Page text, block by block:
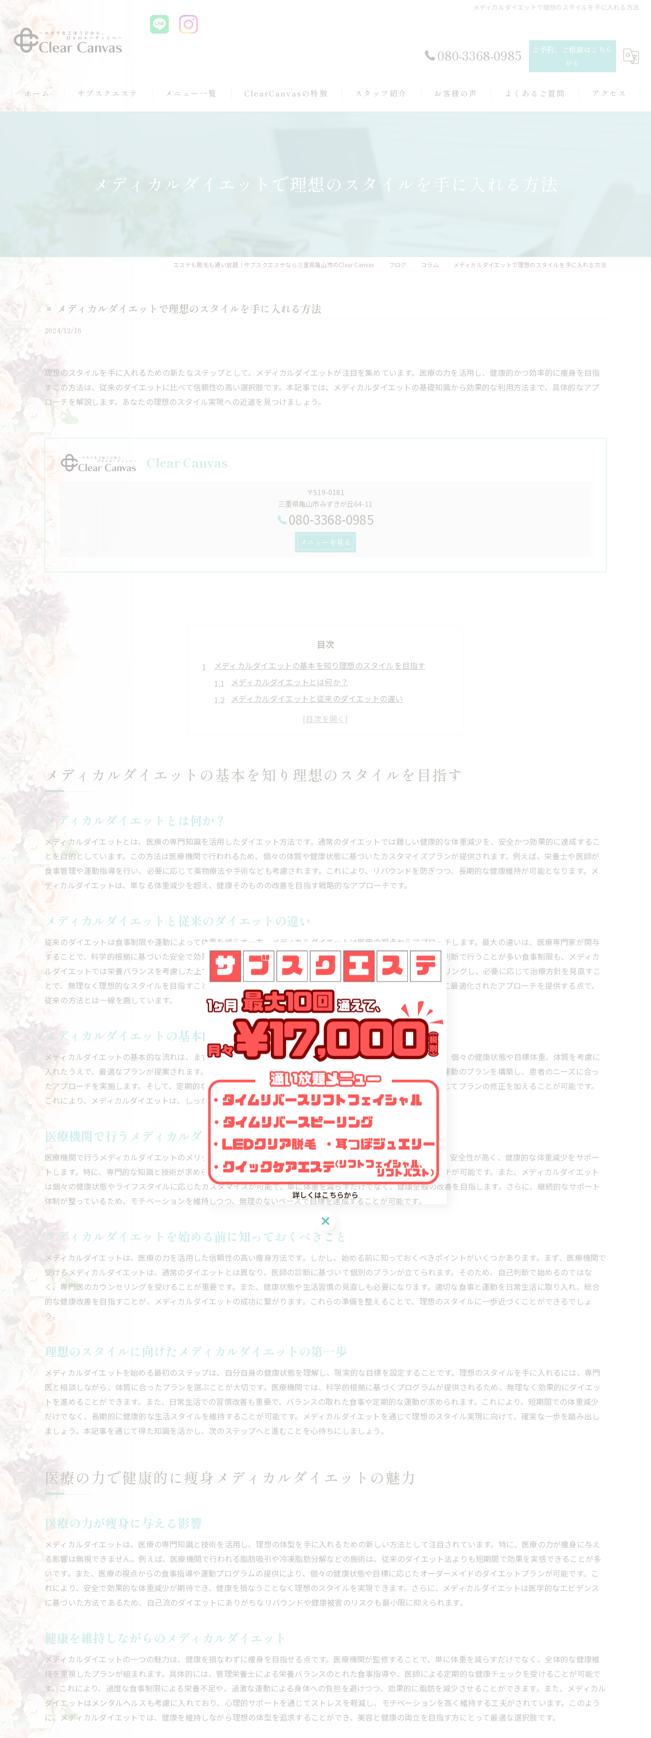
メディカルダイエットで理想のスタイルを手に入れる方法
080-3368-0985
ご予約、ご相談はこちら
から
ホーム サブスクエステ メニュー一覧 ClearCanvasの特徴 スタッフ紹介 お客様の声 よくあるご質問 アクセス
メディカルダイエットで理想のスタイルを手に入れる方法
エステも脱毛も通い放題｜サブスクエステなら三重県亀山市のClear Canvas ブログ コラム メディカルダイエットで理想のスタイルを手に入れる方法
メディカルダイエットで理想のスタイルを手に入れる方法
2024/12/16
理想のスタイルを手に入れるための新たなステップとして、メディカルダイエットが注目を集めています。医療の力を活用し、健康的かつ効率的に痩身を目指
すこの方法は、従来のダイエットに比べて信頼性の高い選択肢です。本記事では、メディカルダイエットの基礎知識から効果的な利用方法まで、具体的なアプ
ローチを解説します。あなたの理想のスタイル実現への近道を見つけましょう。
Clear Canvas
〒519-0181
三重県亀山市みずきが丘64-11
080-3368-0985
メニューを見る
目次
メディカルダイエットの基本を知り理想のスタイルを目指す
メディカルダイエットとは何か？
メディカルダイエットと従来のダイエットの違い
メディカルダイエットの基本的な流れ
医療の力で健康的に痩身メディカルダイエットの魅力
医療機器を用いた痩身の安全性
メディカルダイエットがもたらす身体へのプラス効果
メディカルダイエットで得られる健康的な変化
医療機関でのメディカルダイエットの信頼性
安全性が確保されるメディカルダイエットのプロセス
メディカルダイエットにおける医師の役割
安全な痩身を実現するためのメディカルダイエット
メディカルダイエットのリスク管理
信頼できるメディカルダイエット選びのポイント
効果的なメディカルダイエットを実現するためのステップ
メディカルダイエット成功への基本ステップ
個々の目標に合ったメディカルダイエットのプランニング
メディカルダイエットの進捗をモニタリングする方法
医師とのコミュニケーションで効果を最大化
メディカルダイエットを継続するためのコツ
理想のスタイルを手に入れるためのメディカルダイエット活用法
メディカルダイエットを生活に取り入れる方法
理想のスタイル実現のためのメディカルダイエット活用術
食事とメディカルダイエットの組み合わせ方
日常生活で活かすメディカルダイエットの成果
メディカルダイエットの効果を長持ちさせる秘訣
メディカルダイエットがダイエット選択肢に革命をもたらす
メディカルダイエットが人気の理由
従来のダイエットに対するメディカルダイエットの優位性
メディカルダイエットの技術革新
ダイエット選びにおけるメディカルダイエットの位置付け
メディカルダイエットで健康と美容を両立させる方法
美容と健康を同時に得るメディカルダイエット
美しい体を作るためのメディカルダイエットの活用法
健康維持と美容効果を両立するポイント
メディカルダイエットで肌の美しさを引き出す
あなたの理想のスタイルを現実にするメディカルダイエットの未来
理想のスタイルを実現するための新たなアプローチ
メディカルダイエットがもたらす新時代の健康
未来を見据えたメディカルダイエットの展望
メディカルダイエットの基本を知り理想のスタイルを目指す
メディカルダイエットとは何か？
メディカルダイエットとは、医療の専門知識を活用したダイエット方法です。通常のダイエットでは難しい健康的な体重減少を、安全かつ効果的に達成するこ
とを目的としています。この方法は医療機関で行われるため、個々の体質や健康状態に基づいたカスタマイズプランが提供されます。例えば、栄養士や医師が
食事管理や運動指導を行い、必要に応じて薬物療法や手術なども考慮されます。これにより、リバウンドを防ぎつつ、長期的な健康維持が可能となります。メ
ディカルダイエットは、単なる体重減少を超え、健康そのものの改善を目指す戦略的なアプローチです。
メディカルダイエットと従来のダイエットの違い
従来のダイエットは食事制限や運動によって体重を減らす一方、メディカルダイエットは医療の視点からアプローチします。最大の違いは、医療専門家が関与
することで、科学的根拠に基づいた安全で効果的なプランが組まれる点です。例えば、従来のダイエットでは自己判断で行うことが多い食事制限も、メディカ
ルダイエットでは栄養バランスを考慮した上で専門家が指導します。また、体組成や代謝の状況を定期的にモニタリングし、必要に応じて治療方針を見直すこ
とで、無理なく理想的なスタイルを目指すことができます。このように、メディカルダイエットは個々の健康状態に最適化されたアプローチを提供する点で、
従来の方法とは一線を画しています。
メディカルダイエットの基本的な流れ
メディカルダイエットの基本的な流れは、まず専門の医師による詳しいカウンセリングから始まります。ここでは、個々の健康状態や目標体重、体質を考慮に
入れたうえで、最適なプランが提案されます。医療機関ならではの正確な体組成分析や血液検査を通じて、食事や運動のプランを構築し、患者のニーズに合っ
たアプローチを実施します。そして、定期的な診察やフォローアップを行い、進捗状況を確認しながら、必要に応じてプランの修正を加えることが可能です。
これにより、メディカルダイエットは、しっかりとした医学的裏付けのもと、持続可能な体重管理を実現します。
医療機関で行うメディカルダイエットのメリット
医療機関で行うメディカルダイエットのメリットは、多岐にわたります。まず、医師の監督のもとで行われるため、安全性が高く、健康的な体重減少をサポー
トします。特に、専門的な知識と技術が求められる場合でも、医療機関ならではの設備と経験を活かしたアプローチが可能です。また、メディカルダイエット
は個々の健康状態やライフスタイルに応じたカスタマイズが可能で、単に体重を減らすだけでなく、健康全般の改善を目指します。さらに、継続的なサポート
体制が整っているため、モチベーションを維持しつつ、無理のないペースで目標を達成することが可能です。
メディカルダイエットを始める前に知っておくべきこと
メディカルダイエットは、医療の力を活用した信頼性の高い痩身方法です。しかし、始める前に知っておくべきポイントがいくつかあります。まず、医療機関で
受けるメディカルダイエットは、通常のダイエットとは異なり、医師の診断に基づいて個別のプランが立てられます。そのため、自己判断で始めるのではな
く、専門医のカウンセリングを受けることが重要です。また、健康状態や生活習慣の見直しも必要になります。適切な食事と運動を日常生活に取り入れ、総合
的な健康改善を目指すことが、メディカルダイエットの成功に繋がります。これらの準備を整えることで、理想のスタイルに一歩近づくことができるでしょ
う。
理想のスタイルに向けたメディカルダイエットの第一歩
メディカルダイエットを始める最初のステップは、自分自身の健康状態を理解し、現実的な目標を設定することです。理想のスタイルを手に入れるには、専門
医と相談しながら、体質に合ったプランを選ぶことが大切です。医療機関では、科学的根拠に基づくプログラムが提供されるため、無理なく効果的にダイエッ
トを進めることができます。また、日常生活での習慣改善も重要で、バランスの取れた食事や定期的な運動が求められます。これにより、短期間での体重減少
だけでなく、長期的に健康的な生活スタイルを維持することが可能です。メディカルダイエットを通じて理想のスタイル実現に向けて、確実な一歩を踏み出し
ましょう。本記事を通じて得た知識を活かし、次のステップへと進むことを心待ちにしましょう。
医療の力で健康的に痩身メディカルダイエットの魅力
医療の力が痩身に与える影響
メディカルダイエットは、医療の専門知識と技術を活用し、理想の体型を手に入れるための新しい方法として注目されています。特に、医療の力が痩身に与え
る影響は無視できません。例えば、医療機関で行われる脂肪吸引や冷凍脂肪分解などの施術は、従来のダイエット法よりも短期間で効果を実感できることが多
いです。また、医療の視点からの食事指導や運動プログラムの提供により、個々の健康状態や目標に応じたオーダーメイドのダイエットプランが可能です。こ
れにより、安全で効果的な体重減少が期待でき、健康を損なうことなく理想のスタイルを実現できます。さらに、メディカルダイエットは医学的なエビデンス
に基づいた方法であるため、自己流のダイエットにありがちなリバウンドや健康被害のリスクも最小限に抑えられます。
健康を維持しながらのメディカルダイエット
メディカルダイエットの一つの魅力は、健康を損なわずに痩身を目指せる点です。医療機関が監修することで、単に体重を減らすだけでなく、全体的な健康維
持を重視したプランが組まれます。具体的には、管理栄養士による栄養バランスのとれた食事指導や、医師による定期的な健康チェックを受けることが可能で
す。これにより、過度な食事制限による栄養不足や、過激な運動による身体への負担を避けつつ、効果的に脂肪を減少させることができます。また、メディカル
ダイエットはメンタルヘルスも考慮に入れており、心理的サポートを通じてストレスを軽減し、モチベーションを高く維持する工夫がされています。このよう
に、メディカルダイエットでは、健康を維持しながら理想の体型を追求することができ、美容と健康の両立を目指す方にとって最適な選択肢です。
詳しくはこちらから